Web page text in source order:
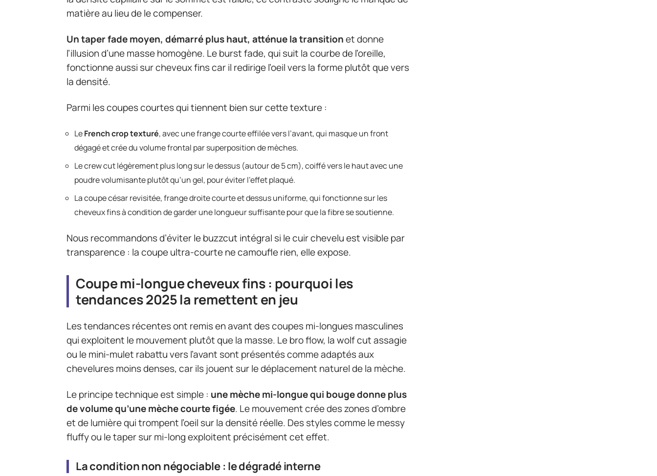
matière au lieu de le compenser.
Un taper fade moyen, démarré plus haut, atténue la transitionet donne
l’illusion d’une masse homogène. Le burst fade, qui suit la courbe de l’oreille,
fonctionne aussi sur cheveux fins car il redirige l’oeil vers la forme plutôt que vers
la densité.
Parmi les coupes courtes qui tiennent bien sur cette texture :
LeFrench crop texturé, avec une frange courte effilée vers l’avant, qui masque un front
dégagé et crée du volume frontal par superposition de mèches.
Le crew cut légèrement plus long sur le dessus (autour de 5 cm), coiffé vers le haut avec une
poudre volumisante plutôt qu’un gel, pour éviter l’effet plaqué.
La coupe césar revisitée, frange droite courte et dessus uniforme, qui fonctionne sur les
cheveux fins à condition de garder une longueur suffisante pour que la fibre se soutienne.
Nous recommandons d’éviter le buzzcut intégral si le cuir chevelu est visible par
transparence : la coupe ultra-courte ne camoufle rien, elle expose.
Coupe mi-longue cheveux fins : pourquoi les
tendances 2025 la remettent en jeu
Les tendances récentes ont remis en avant des coupes mi-longues masculines
qui exploitent le mouvement plutôt que la masse. Le bro flow, la wolf cut assagie
ou le mini-mulet rabattu vers l’avant sont présentés comme adaptés aux
chevelures moins denses, car ils jouent sur le déplacement naturel de la mèche.
Le principe technique est simple : une mèche mi-longue qui bouge donne plus
de volume qu’une mèche courte figée. Le mouvement crée des zones d’ombre
et de lumière qui trompent l’oeil sur la densité réelle. Des styles comme le messy
fluffy ou le taper sur mi-long exploitent précisément cet effet.
La condition non négociable : le dégradé interne